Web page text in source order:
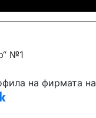
№1
на фирмата на